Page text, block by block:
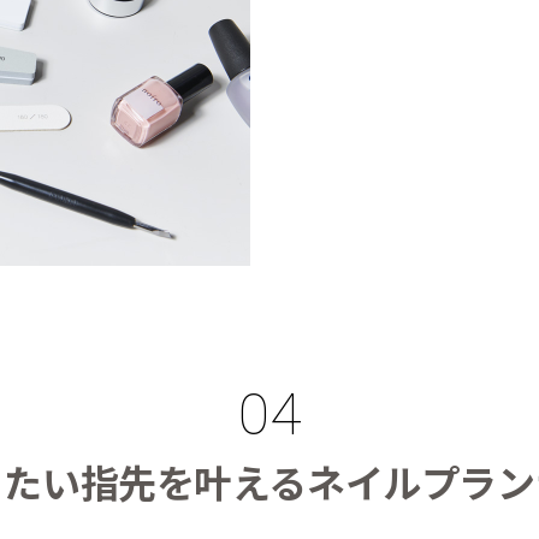
い指先を叶えるネイルプラ